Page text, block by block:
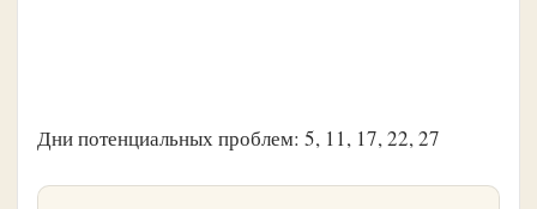
Дни потенциальных проблем: 5, 11, 17, 22, 27